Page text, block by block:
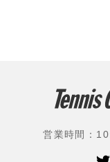
営業時間：